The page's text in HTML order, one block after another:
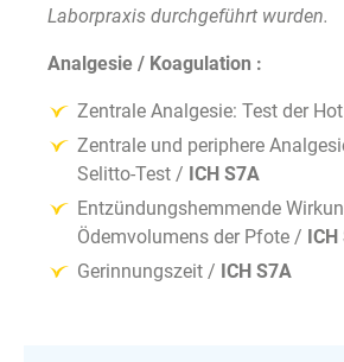
Laborpraxis durchgeführt wurden.
Analgesie / Koagulation :
Zentrale Analgesie: Test der
Zentrale und periphere
Selitto-Test / ICH S7A
Entzündungshemmende
Ödemvolumens der Pfote / ICH
Gerinnungszeit / ICH S7A